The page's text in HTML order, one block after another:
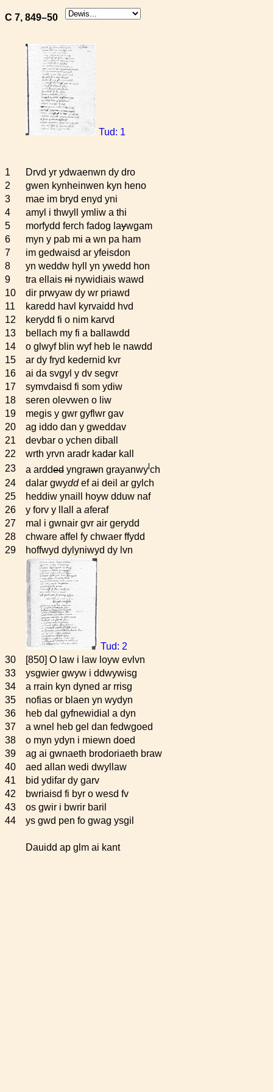
C 7, 849–50
Tud: 1
1
Drvd yr ydwaenwn dy dro
2
gwen kynheinwen kyn heno
3
mae im bryd enyd yni
4
amyl i thwyll ymliw a thi
5
morfydd ferch fadog laywgam
6
myn y pab mi a wn pa ham
7
im gedwaisd ar yfeisdon
8
yn weddw hyll yn ywedd hon
9
tra ellais ni nywidiais wawd
10
dir prwyaw dy wr priawd
11
karedd havl kyrvaidd hvd
12
kerydd fi o nim karvd
13
bellach my fi a ballawdd
14
o glwyf blin wyf heb le nawdd
15
ar dy fryd kedernid kvr
16
ai da svgyl y dv segvr
17
symvdaisd fi som ydiw
18
seren olevwen o liw
19
megis y gwr gyflwr gav
20
ag iddo dan y gweddav
21
devbar o ychen diball
22
wrth yrvn aradr kadar kall
23
a ardded yngrawn grayanwych
24
dalar gwyddef ai deil ar gylch
25
heddiw ynaill hoyw dduw naf
26
y forv y llall a aferaf
27
mal i gwnair gvr air gerydd
28
chware affel fy chwaer ffydd
29
hoffwyd dylyniwyd dy lvn
Tud: 2
30
[850] O law i law loyw evlvn
33
ysgwier gwyw i ddwywisg
34
a rrain kyn dyned ar rrisg
35
nofias or blaen yn wydyn
36
heb dal gyfnewidial a dyn
37
a wnel heb gel dan fedwgoed
38
o myn ydyn i miewn doed
39
ag ai gwnaeth brodoriaeth braw
40
aed allan wedi dwyllaw
41
bid ydifar dy garv
42
bwriaisd fi byr o wesd fv
43
os gwir i bwrir baril
44
ys gwd pen fo gwag ysgil
Dauidd ap glm ai kant